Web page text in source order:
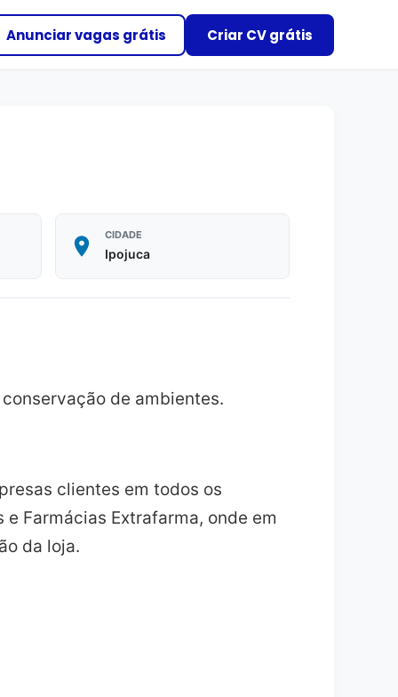
Anunciar vagas grátis Criar CV grátis
CIDADE
Ipojuca
de ambientes.
clientes em todos os
Farmácias Extrafarma, onde em
da loja.